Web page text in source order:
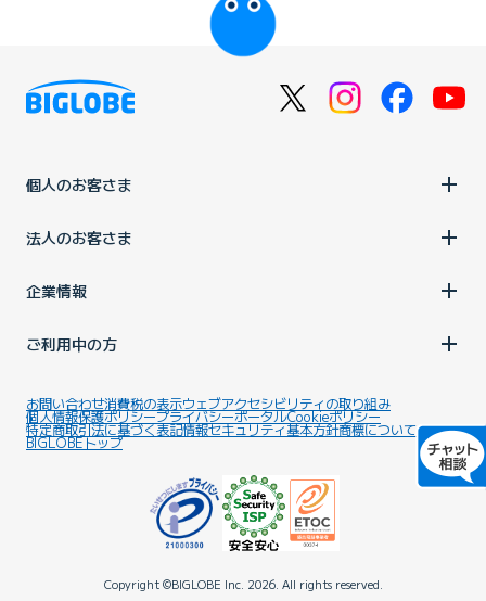
個人のお客さま
法人のお客さま
企業情報
ご利用中の方
お問い合わせ消費税の表示ウェブアクセシビリティの取り組み
個人情報保護ポリシープライバシーポータルCookieポリシー
特定商取引法に基づく表記情報セキュリティ基本方針商標について
BIGLOBEトップ
Copyright ©BIGLOBE Inc. 2026. All rights reserved.